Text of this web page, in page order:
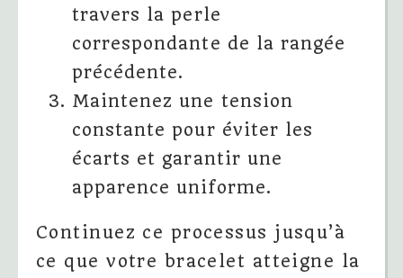
travers la perle
correspondante de la rangée
précédente.
Maintenez une tension
constante pour éviter les
écarts et garantir une
apparence uniforme.
Continuez ce processus jusqu’à
ce que votre bracelet atteigne la